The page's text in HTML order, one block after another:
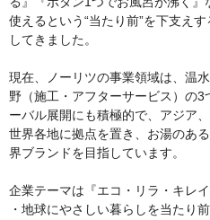
使えるという“当たり前”を下支え
してきました。
現在、ノーリツの事業領域は、温
野（施工・アフターサービス）の
ーバル展開にも積極的で、アジア
世界各地に拠点を置き、お湯のあ
界ブランドを目指しています。
企業テーマは『エコ・リラ・キレイ
・地球にやさしい暮らしを当たり